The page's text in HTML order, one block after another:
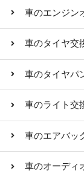
車のエンジン
車のタイヤ交
車のタイヤパ
車のライト交
車のエアバッ
車のオーディ